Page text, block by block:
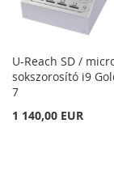
U-Reach SD /
sokszorosító i9
7
1 140,00 EUR